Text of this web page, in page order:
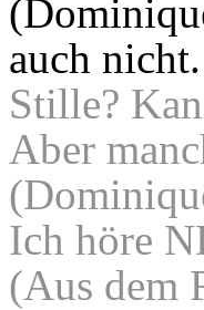
auch nicht.
Stille?
Aber
Ich höre
(Aus dem